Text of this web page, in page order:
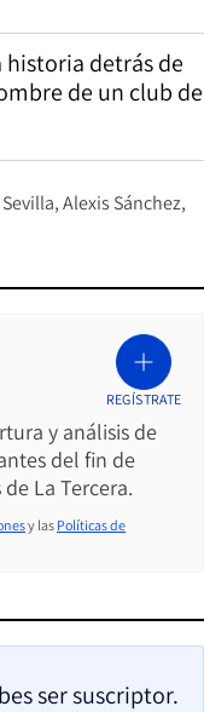
historia detrás de
de un club de
Sevilla Alexis Sánchez
y análisis de
del fin de
La Tercera.
REGÍSTRATE
y las Políticas de
ser suscriptor.